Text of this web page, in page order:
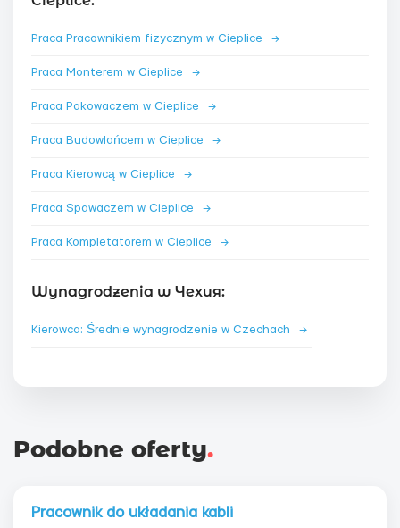
Praca Pracownikiem fizycznym w Cieplice →
Praca Monterem w Cieplice →
Praca Pakowaczem w Cieplice →
Praca Budowlańcem w Cieplice →
Praca Kierowcą w Cieplice →
Praca Spawaczem w Cieplice →
Praca Kompletatorem w Cieplice →
Wynagrodzenia w Чехия:
Kierowca: Średnie wynagrodzenie w Czechach →
Podobne oferty.
Pracownik do układania kabli